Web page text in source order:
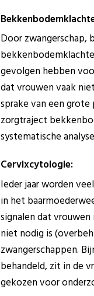
Door zwangerschap,
gevolgen hebben
dat vrouwen vaak
sprake van een
zorgtraject
systematische
Cervixcytologie:
Ieder jaar worden
in het
signalen dat
niet nodig is
zwangerschappen.
behandeld, zit in de
gekozen voor